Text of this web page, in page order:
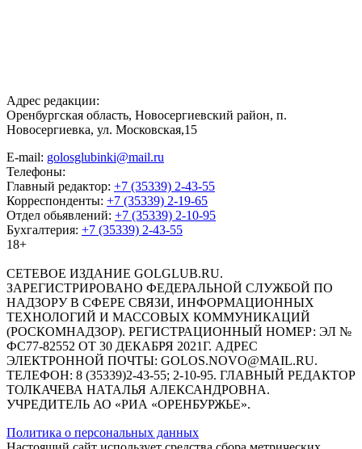
Адрес редакции:
Оренбургская область, Новосергиевский район, п.
Новосергиевка, ул. Московская,15
E-mail: golosglubinki@mail.ru
Телефоны:
Главный редактор: +7 (35339) 2-43-55
Корреспонденты: +7 (35339) 2-19-65
Отдел обьявлений: +7 (35339) 2-10-95
Бухгалтерия: +7 (35339) 2-43-55
18+
СЕТЕВОЕ ИЗДАНИЕ GOLGLUB.RU.
ЗАРЕГИСТРИРОВАНО ФЕДЕРАЛЬНОЙ СЛУЖБОЙ ПО
НАДЗОРУ В СФЕРЕ СВЯЗИ, ИНФОРМАЦИОННЫХ
ТЕХНОЛОГИЙ И МАССОВЫХ КОММУНИКАЦИЙ
(РОСКОМНАДЗОР). РЕГИСТРАЦИОННЫЙ НОМЕР: ЭЛ №
ФС77-82552 ОТ 30 ДЕКАБРЯ 2021Г. АДРЕС
ЭЛЕКТРОННОЙ ПОЧТЫ: GOLOS.NOVO@MAIL.RU.
ТЕЛЕФОН: 8 (35339)2-43-55; 2-10-95. ГЛАВНЫЙ РЕДАКТОР
ТОЛКАЧЕВА НАТАЛЬЯ АЛЕКСАНДРОВНА.
УЧРЕДИТЕЛЬ АО «РИА «ОРЕНБУРЖЬЕ».
Политика о персональных данных